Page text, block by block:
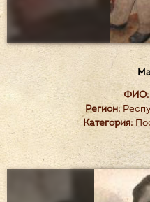
ФИО:
Регион:
Категория: